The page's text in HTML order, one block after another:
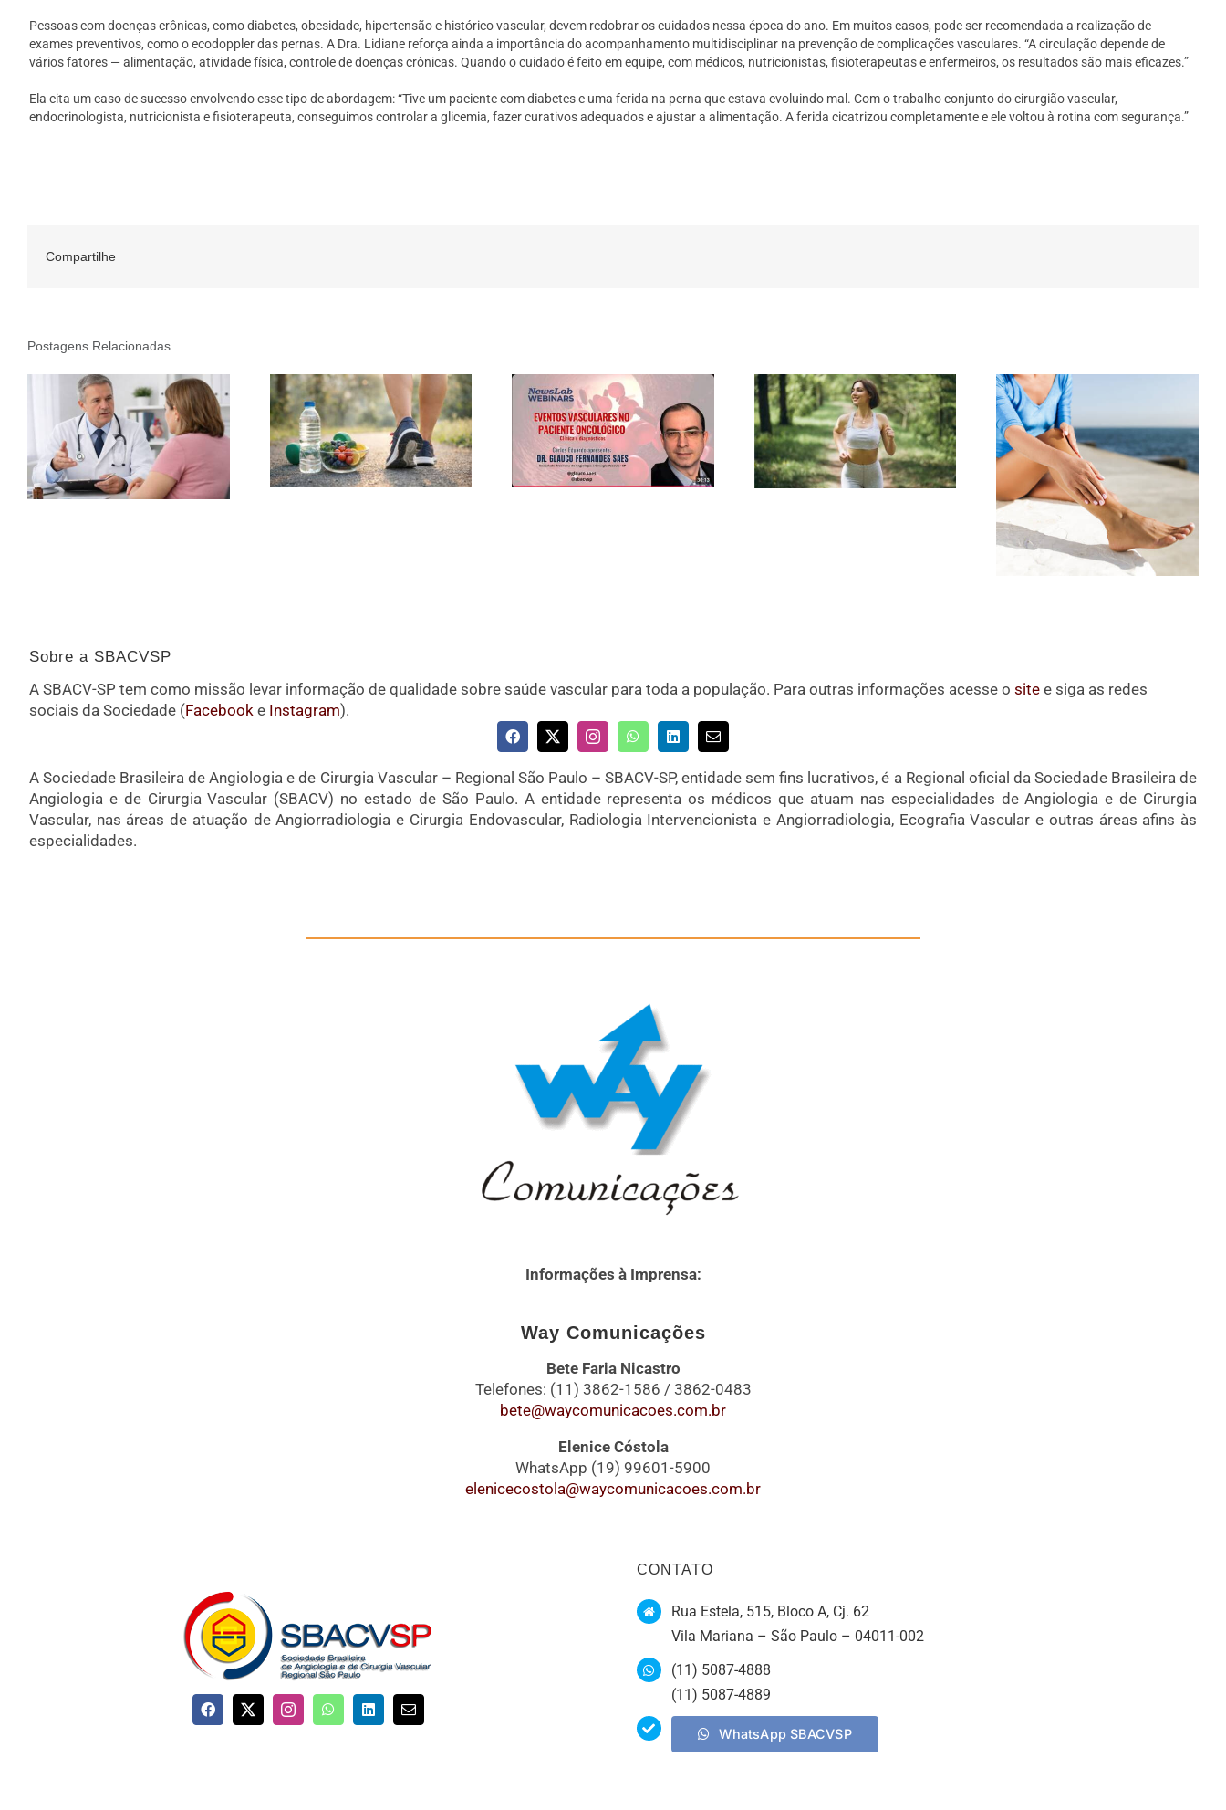
Pessoas com doenças crônicas, como diabetes, obesidade, hipertensão e histórico vascular, devem redobrar os cuidados nessa época do ano. Em muitos casos, pode ser recomendada a realização de
exames preventivos, como o ecodoppler das pernas. A Dra. Lidiane reforça ainda a importância do acompanhamento multidisciplinar na prevenção de complicações vasculares. “A circulação depende de
vários fatores — alimentação, atividade física, controle de doenças crônicas. Quando o cuidado é feito em equipe, com médicos, nutricionistas, fisioterapeutas e enfermeiros, os resultados são mais eficazes.”
Ela cita um caso de sucesso envolvendo esse tipo de abordagem: “Tive um paciente com diabetes e uma ferida na perna que estava evoluindo mal. Com o trabalho conjunto do cirurgião vascular,
endocrinologista, nutricionista e fisioterapeuta, conseguimos controlar a glicemia, fazer curativos adequados e ajustar a alimentação. A ferida cicatrizou completamente e ele voltou à rotina com segurança.”
Compartilhe
Postagens Relacionadas
Sobre a SBACVSP
A SBACV-SP tem como missão levar informação de qualidade sobre saúde vascular para toda a população. Para outras informações acesse o sitee siga as redes
sociais da Sociedade (Facebook e Instagram).
A Sociedade Brasileira de Angiologia e de Cirurgia Vascular – Regional São Paulo – SBACV-SP, entidade sem fins lucrativos, é a Regional oficial da Sociedade Brasileira de
Angiologia e de Cirurgia Vascular (SBACV) no estado de São Paulo. A entidade representa os médicos que atuam nas especialidades de Angiologia e de Cirurgia
Vascular, nas áreas de atuação de Angiorradiologia e Cirurgia Endovascular, Radiologia Intervencionista e Angiorradiologia, Ecografia Vascular e outras áreas afins às
especialidades.
Informações à Imprensa:
Way Comunicações
Bete Faria Nicastro
Telefones: (11) 3862-1586 / 3862-0483
bete@waycomunicacoes.com.br
Elenice Cóstola
WhatsApp (19) 99601-5900
elenicecostola@waycomunicacoes.com.br
CONTATO
Rua Estela, 515, Bloco A, Cj. 62
Vila Mariana – São Paulo – 04011-002
(11) 5087-4888
(11) 5087-4889
WhatsApp SBACVSP